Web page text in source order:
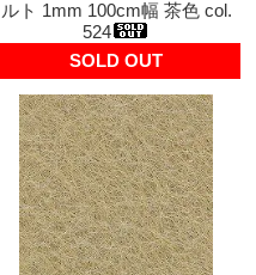
ルト 1mm 100cm幅 茶色 col.
524
SOLD OUT